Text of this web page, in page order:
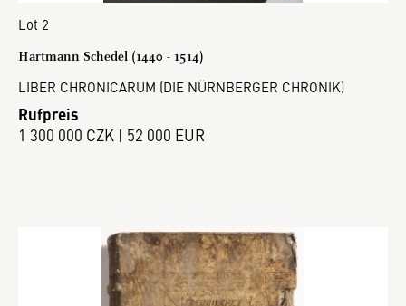
Lot 2
Hartmann Schedel (1440 - 1514)
LIBER CHRONICARUM (DIE NÜRNBERGER CHRONIK)
Rufpreis
1 300 000 CZK | 52 000 EUR